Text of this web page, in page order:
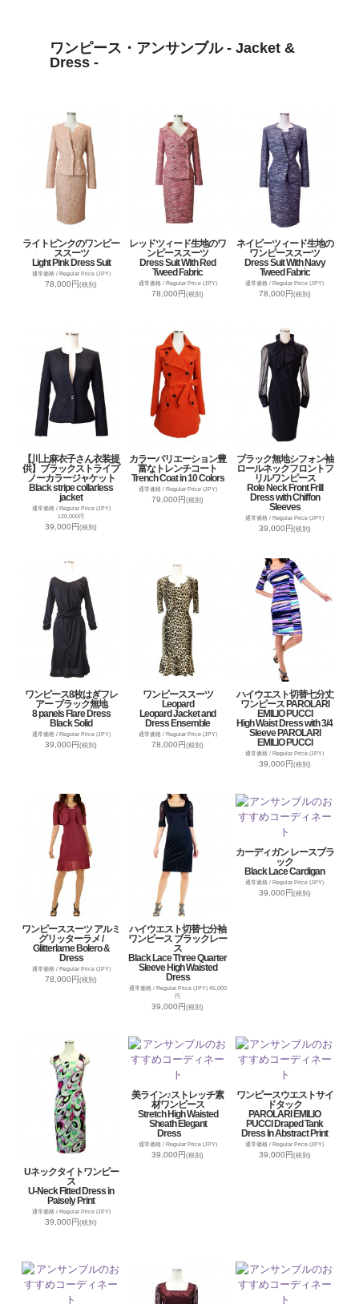
ワンピース・アンサンブル - Jacket &
Dress -
ライトピンクのワンピー
ススーツ
Light Pink Dress Suit
通常価格 / Regular Price (JPY)
78,000円(税別)
レッドツィード生地のワ
ンピーススーツ
Dress Suit With Red
Tweed Fabric
通常価格 / Regular Price (JPY)
78,000円(税別)
ネイビーツィード生地の
ワンピーススーツ
Dress Suit With Navy
Tweed Fabric
通常価格 / Regular Price (JPY)
78,000円(税別)
【川上麻衣子さん衣装提
供】ブラックストライプ
ノーカラージャケット
Black stripe collarless
jacket
通常価格 / Regular Price (JPY)
120,000円
39,000円(税別)
カラーバリエーション豊
富なトレンチコート
Trench Coat in 10 Colors
通常価格 / Regular Price (JPY)
79,000円(税別)
ブラック無地シフォン袖
ロールネックフロントフ
リルワンピース
Role Neck Front Frill
Dress with Chiffon
Sleeves
通常価格 / Regular Price (JPY)
39,000円 (税別)
ワンピース8枚はぎフレ
アー ブラック無地
8 panels Flare Dress
Black Solid
通常価格 / Regular Price (JPY)
39,000円(税別)
ワンピーススーツ
Leopard
Leopard Jacket and
Dress Ensemble
通常価格 / Regular Price (JPY)
78,000円(税別)
ハイウエスト切替七分丈
ワンピース PAROLARI
EMILIO PUCCI
High Waist Dress with 3/4
Sleeve PAROLARI
EMILIO PUCCI
通常価格 / Regular Price (JPY)
39,000円(税別)
ワンピーススーツ アルミ
グリッターラメ /
Glitterlame Bolero &
Dress
通常価格 / Regular Price (JPY)
78,000円(税別)
ハイウエスト切替七分袖
ワンピース ブラックレー
ス
Black Lace Three Quarter
Sleeve High Waisted
Dress
通常価格 / Regular Price (JPY) 45,000
円
39,000円(税別)
カーディガン レースブラ
ック
Black Lace Cardigan
通常価格 / Regular Price (JPY)
39,000円(税別)
Uネックタイトワンピー
ス
U-Neck Fitted Dress in
Paisely Print
通常価格 / Regular Price (JPY)
39,000円(税別)
美ライン♪ストレッチ素
材ワンピース
Stretch High Waisted
Sheath Elegant
Dress
通常価格 / Regular Price (JPY)
39,000円(税別)
ワンピースウエストサイ
ドタック
PAROLARI EMILIO
PUCCI Draped Tank
Dress In Abstract Print
通常価格 / Regular Price (JPY)
39,000円(税別)